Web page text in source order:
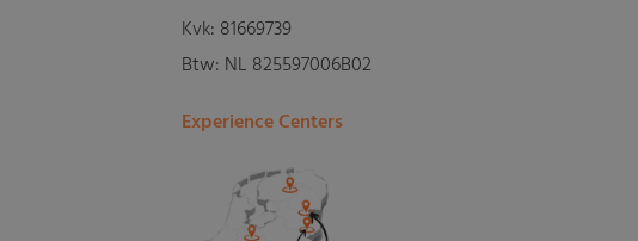
Kvk: 81669739
Btw: NL 825597006B02
Experience Centers